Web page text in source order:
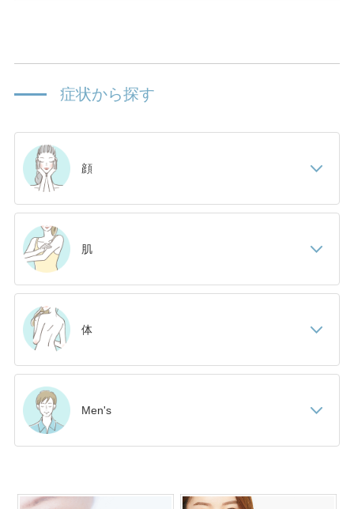
症状から探す
顔
肌
体
Men's